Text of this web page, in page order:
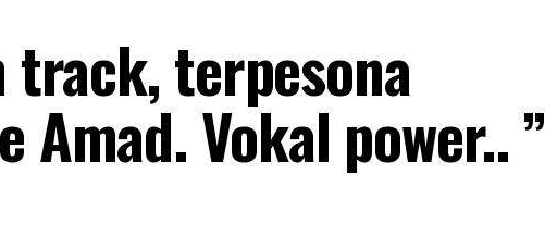
track, terpesona
Vokal power.. ”